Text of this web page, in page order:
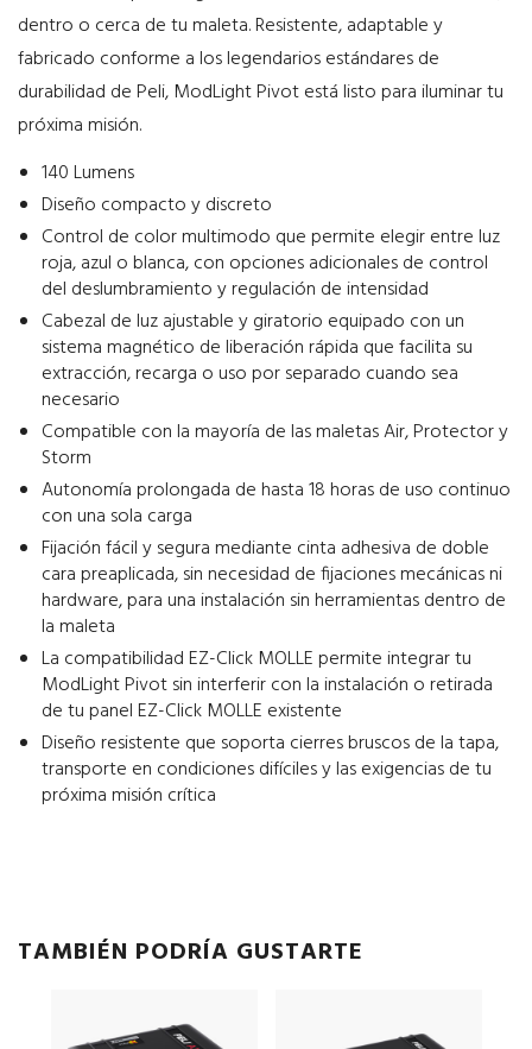
dentro o cerca de tu maleta. Resistente, adaptable y
fabricado conforme a los legendarios estándares de
durabilidad de Peli, ModLight Pivot está listo para iluminar tu
próxima misión.
140 Lumens
Diseño compacto y discreto
Control de color multimodo que permite elegir entre luz
roja, azul o blanca, con opciones adicionales de control
del deslumbramiento y regulación de intensidad
Cabezal de luz ajustable y giratorio equipado con un
sistema magnético de liberación rápida que facilita su
extracción, recarga o uso por separado cuando sea
necesario
Compatible con la mayoría de las maletas Air, Protector y
Storm
Autonomía prolongada de hasta 18 horas de uso continuo
con una sola carga
Fijación fácil y segura mediante cinta adhesiva de doble
cara preaplicada, sin necesidad de fijaciones mecánicas ni
hardware, para una instalación sin herramientas dentro de
la maleta
La compatibilidad EZ-Click MOLLE permite integrar tu
ModLight Pivot sin interferir con la instalación o retirada
de tu panel EZ-Click MOLLE existente
Diseño resistente que soporta cierres bruscos de la tapa,
transporte en condiciones difíciles y las exigencias de tu
próxima misión crítica
TAMBIÉN PODRÍA GUSTARTE